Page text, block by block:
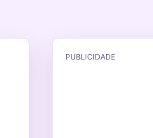
PUBLICIDADE